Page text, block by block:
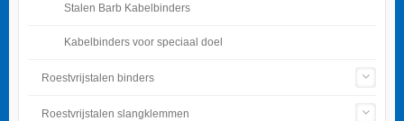
Stalen Barb Kabelbinders
Kabelbinders voor speciaal doel
Roestvrijstalen binders
Roestvrijstalen slangklemmen